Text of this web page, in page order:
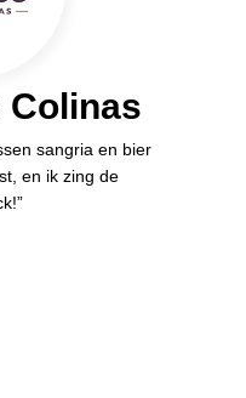
Colinas
sangria en bier
en ik zing de